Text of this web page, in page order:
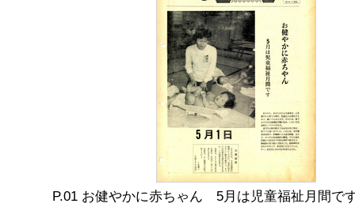
お健やかに赤ちゃん 5月は児童福祉月間で